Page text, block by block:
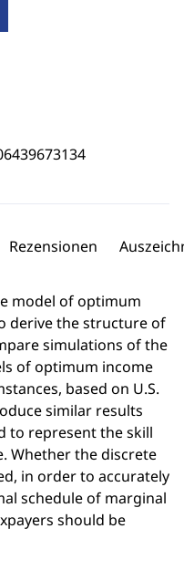
Rezensionen
model of optimum
derive the structure of
simulations of the
of optimum income
based on U.S.
similar results
to represent the skill
Whether the discrete
in order to accurately
schedule of marginal
should be